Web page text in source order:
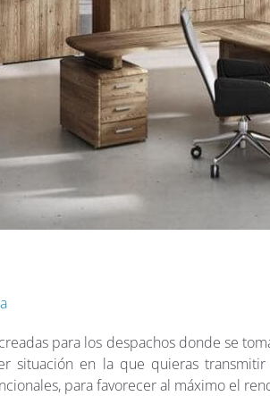
para los despachos donde se
situación en la que quieras
para favorecer al máximo el